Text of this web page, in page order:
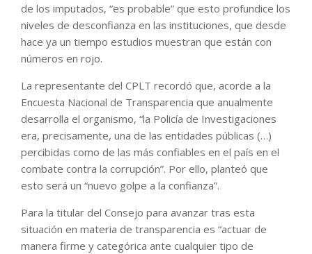
de los imputados, “es probable” que esto profundice los
niveles de desconfianza en las instituciones, que desde
hace ya un tiempo estudios muestran que están con
números en rojo.
La representante del CPLT recordó que, acorde a la
Encuesta Nacional de Transparencia que anualmente
desarrolla el organismo, “la Policía de Investigaciones
era, precisamente, una de las entidades públicas (…)
percibidas como de las más confiables en el país en el
combate contra la corrupción”. Por ello, planteó que
esto será un “nuevo golpe a la confianza”.
Para la titular del Consejo para avanzar tras esta
situación en materia de transparencia es “actuar de
manera firme y categórica ante cualquier tipo de